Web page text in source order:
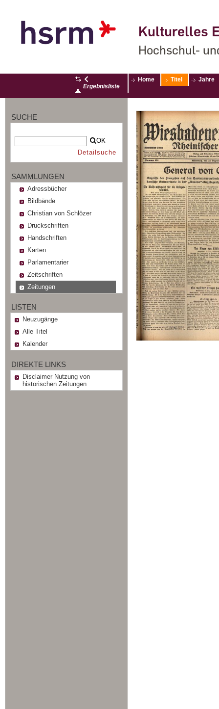
Kulturelles
Hochschul-
Ergebnisliste
Home Titel Jahre
SUCHE
OK
Detailsuche
SAMMLUNGEN
Adressbücher
Bildbände
Christian von Schlözer
Druckschriften
Handschriften
Karten
Parlamentarier
Zeitschriften
Zeitungen
LISTEN
Neuzugänge
Alle Titel
Kalender
DIREKTE LINKS
Disclaimer Nutzung von
historischen Zeitungen